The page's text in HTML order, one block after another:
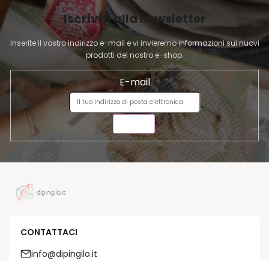
N
A
Iscriviti alla newsletter
Inserite il vostro indirizzo e-mail e vi invieremo informazioni sui nuovi
prodotti del nostro e-shop.
E-mail
CONTATTACI
info@dipingilo.it